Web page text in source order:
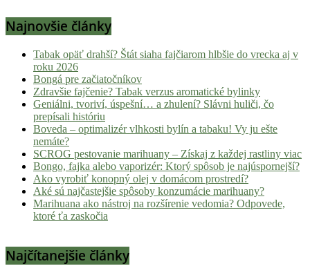
chill-
out,
stoner
lifestyle.
nalaď
pohodu.
Najnovšie články
Tabak opäť drahší? Štát siaha fajčiarom hlbšie do vrecka aj v
roku 2026
Bongá pre začiatočníkov
Zdravšie fajčenie? Tabak verzus aromatické bylinky
Geniálni, tvoriví, úspešní… a zhulení? Slávni huliči, čo
prepísali históriu
Boveda – optimalizér vlhkosti bylín a tabaku! Vy ju ešte
nemáte?
SCROG pestovanie marihuany – Získaj z každej rastliny viac
Bongo, fajka alebo vaporizér: Ktorý spôsob je najúspornejší?
Ako vyrobiť konopný olej v domácom prostredí?
Aké sú najčastejšie spôsoby konzumácie marihuany?
Marihuana ako nástroj na rozšírenie vedomia? Odpovede,
ktoré ťa zaskočia
Najčítanejšie články